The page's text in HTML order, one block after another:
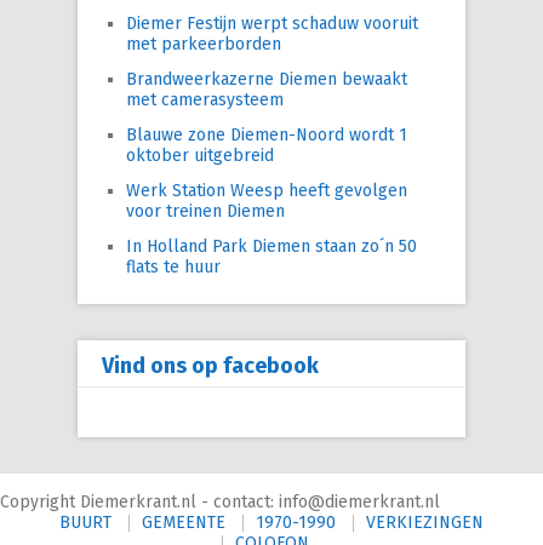
Diemer Festijn werpt schaduw vooruit
met parkeerborden
Brandweerkazerne Diemen bewaakt
met camerasysteem
Blauwe zone Diemen-Noord wordt 1
oktober uitgebreid
Werk Station Weesp heeft gevolgen
voor treinen Diemen
In Holland Park Diemen staan zo´n 50
flats te huur
Vind ons op facebook
Copyright Diemerkrant.nl - contact: info@diemerkrant.nl
BUURT
GEMEENTE 1970-1990
VERKIEZINGEN